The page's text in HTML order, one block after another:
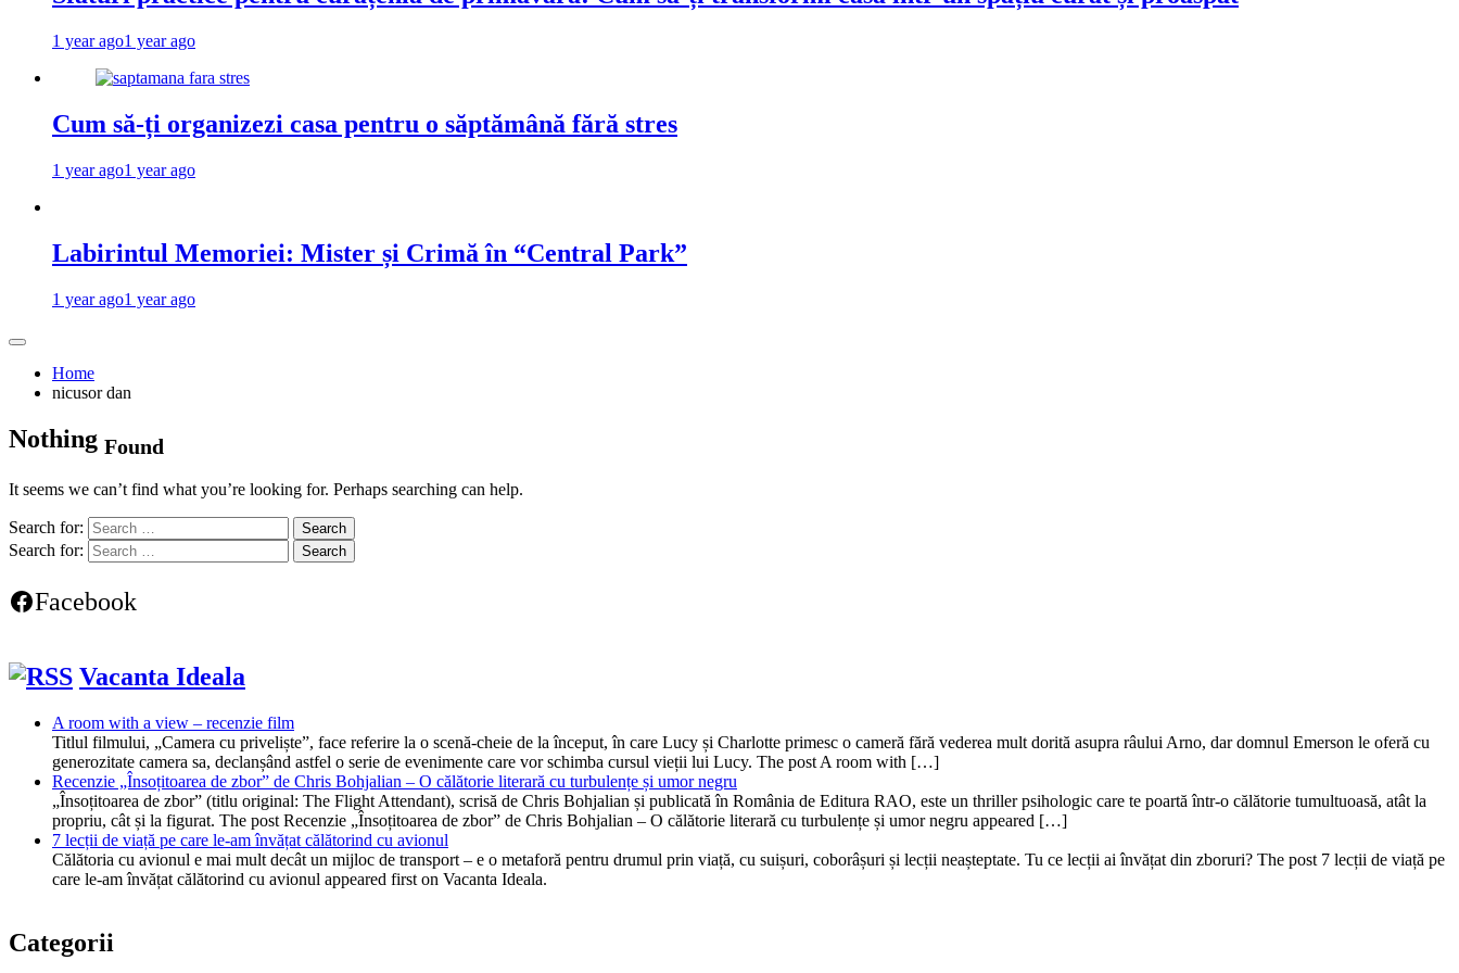
1 year ago1 year ago
Cum să-ți organizezi casa pentru o săptămână fără stres
1 year ago1 year ago
Labirintul Memoriei: Mister și Crimă în “Central Park”
1 year ago1 year ago
Home
nicusor dan
Nothing Found
It seems we can’t find what you’re looking for. Perhaps searching can help.
Search for:
Search for:
Facebook
Vacanta Ideala
A room with a view – recenzie film
Titlul filmului, „Camera cu priveliște”, face referire la o scenă-cheie de la început, în care Lucy și Charlotte primesc o cameră fără vederea mult dorită asupra râului Arno, dar domnul Emerson le oferă cu
generozitate camera sa, declanșând astfel o serie de evenimente care vor schimba cursul vieții lui Lucy. The post A room with […]
Recenzie „Însoțitoarea de zbor” de Chris Bohjalian – O călătorie literară cu turbulențe și umor negru
„Însoțitoarea de zbor” (titlu original: The Flight Attendant), scrisă de Chris Bohjalian și publicată în România de Editura RAO, este un thriller psihologic care te poartă într-o călătorie tumultuoasă, atât la
propriu, cât și la figurat. The post Recenzie „Însoțitoarea de zbor” de Chris Bohjalian – O călătorie literară cu turbulențe și umor negru appeared […]
7 lecții de viață pe care le-am învățat călătorind cu avionul
Călătoria cu avionul e mai mult decât un mijloc de transport – e o metaforă pentru drumul prin viață, cu suișuri, coborâșuri și lecții neașteptate. Tu ce lecții ai învățat din zboruri? The post 7 lecții de viață pe
care le-am învățat călătorind cu avionul appeared first on Vacanta Ideala.
Categorii